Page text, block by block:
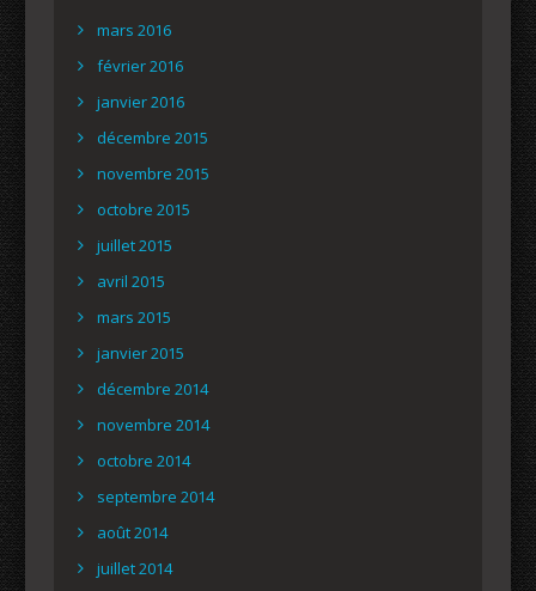
mars 2016
février 2016
janvier 2016
décembre 2015
novembre 2015
octobre 2015
juillet 2015
avril 2015
mars 2015
janvier 2015
décembre 2014
novembre 2014
octobre 2014
septembre 2014
août 2014
juillet 2014